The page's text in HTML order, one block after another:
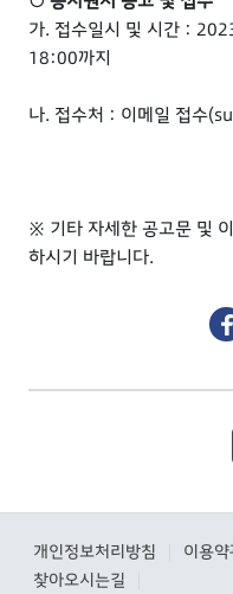
가. 접수일시 및 시간 :
18:00까지
나. 접수처 : 이메일 접수
※ 기타 자세한 공고문 및
하시기 바랍니다.
개인정보처리방침 이용
찾아오시는길